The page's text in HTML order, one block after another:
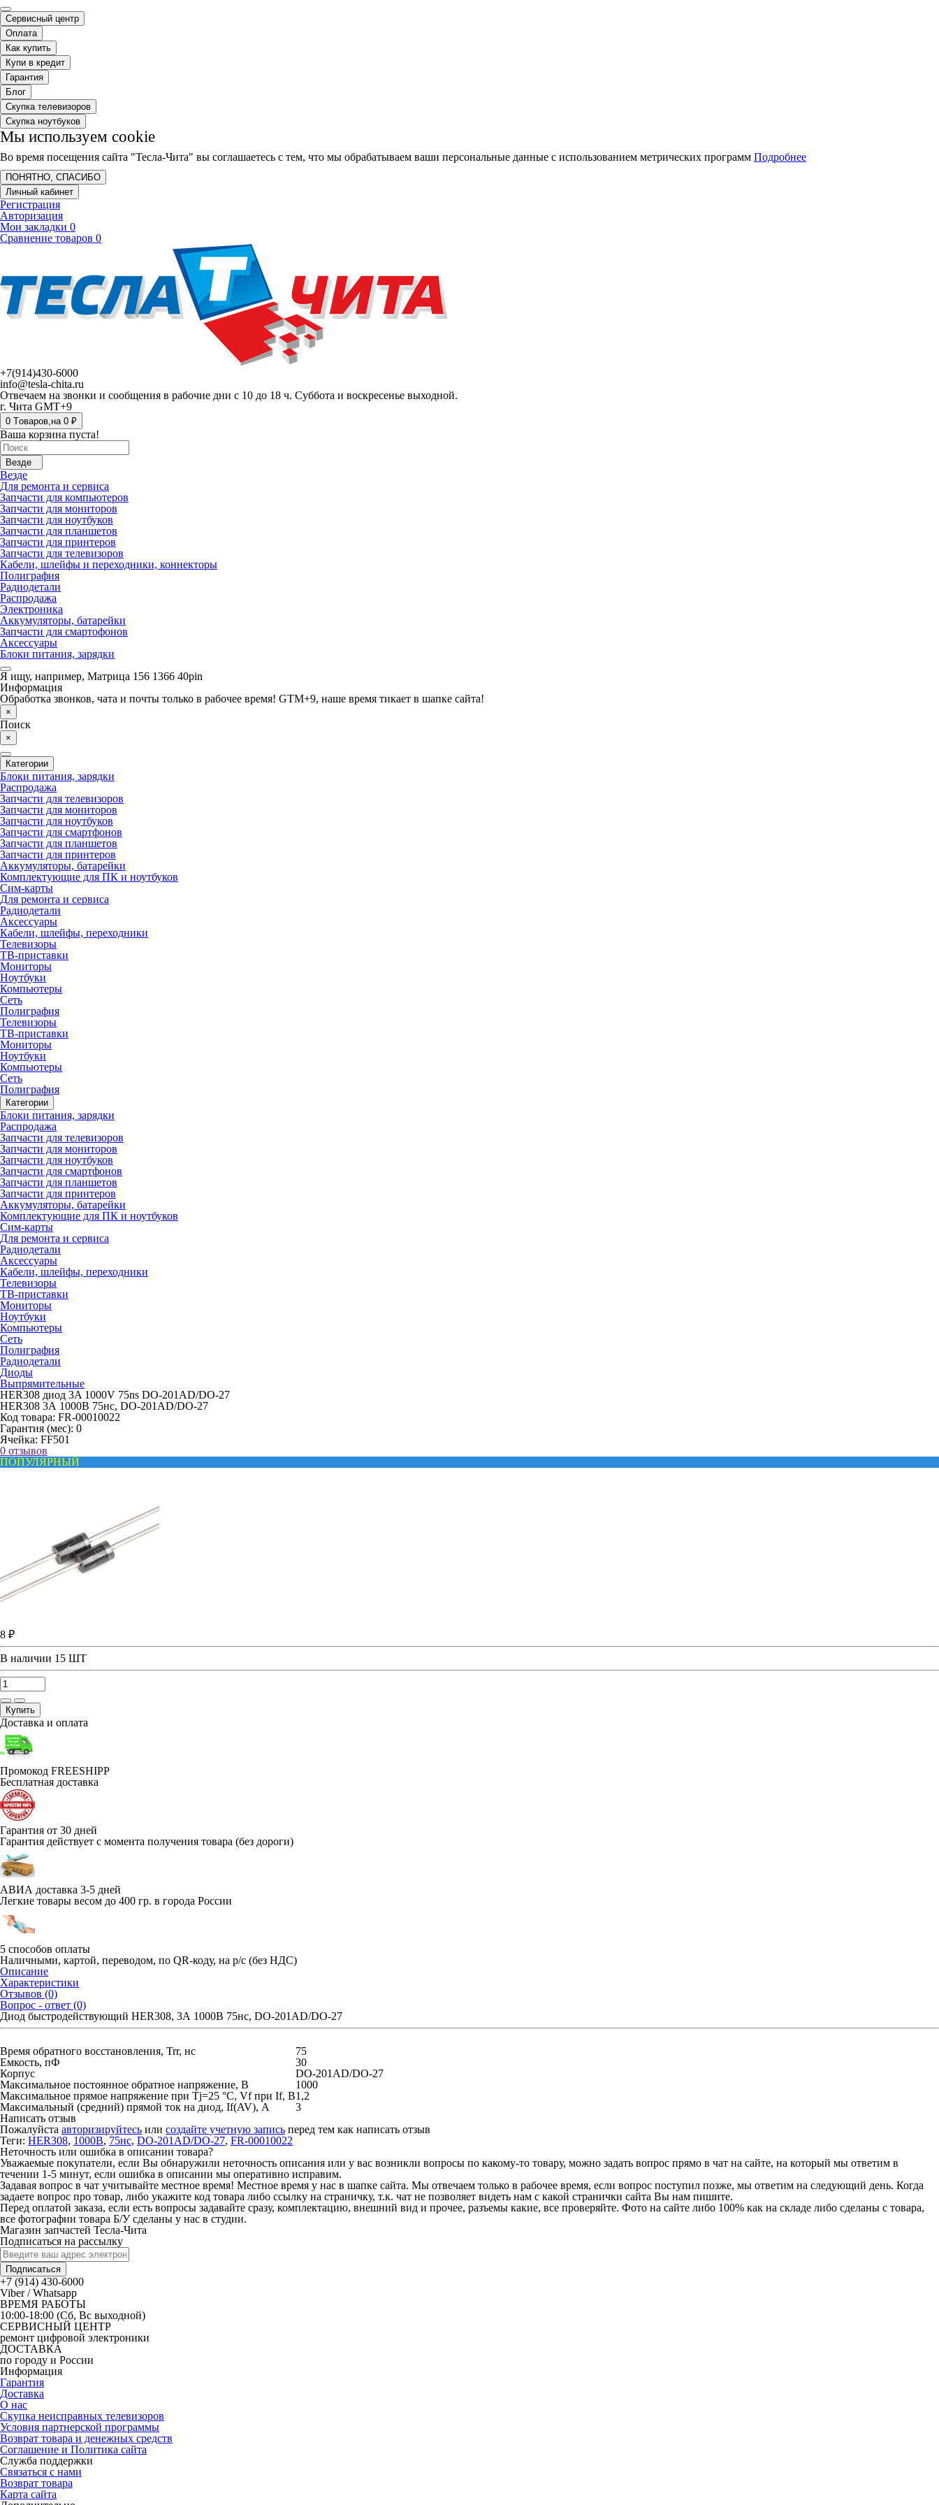
Сервисный центр
Оплата
Как купить
Купи в кредит
Гарантия
Блог
Скупка телевизоров
Скупка ноутбуков
Мы используем cookie
Во время посещения сайта "Тесла-Чита" вы соглашаетесь с тем, что мы обрабатываем ваши персональные данные с использованием метрических программ Подробнее
ПОНЯТНО, СПАСИБО
Личный кабинет
Регистрация
Авторизация
Мои закладки 0
Сравнение товаров 0
+7(914)430-6000
info@tesla-chita.ru
Отвечаем на звонки и сообщения в рабочие дни с 10 до 18 ч. Суббота и воскресенье выходной.
г. Чита GMT+9
0 Tоваров,на 0 ₽
Ваша корзина пуста!
Везде
Везде
Для ремонта и сервиса
Запчасти для компьютеров
Запчасти для мониторов
Запчасти для ноутбуков
Запчасти для планшетов
Запчасти для принтеров
Запчасти для телевизоров
Кабели, шлейфы и переходники, коннекторы
Полиграфия
Радиодетали
Распродажа
Электроника
Аккумуляторы, батарейки
Запчасти для смартофонов
Аксессуары
Блоки питания, зарядки
Я ищу, например, Матрица 156 1366 40pin
Информация
Обработка звонков, чата и почты только в рабочее время! GTM+9, наше время тикает в шапке сайта!
×
Поиск
×
Категории
Блоки питания, зарядки
Распродажа
Запчасти для телевизоров
Запчасти для мониторов
Запчасти для ноутбуков
Запчасти для смартфонов
Запчасти для планшетов
Запчасти для принтеров
Аккумуляторы, батарейки
Комплектующие для ПК и ноутбуков
Сим-карты
Для ремонта и сервиса
Радиодетали
Аксессуары
Кабели, шлейфы, переходники
Телевизоры
ТВ-приставки
Мониторы
Ноутбуки
Компьютеры
Сеть
Полиграфия
Телевизоры
ТВ-приставки
Мониторы
Ноутбуки
Компьютеры
Сеть
Полиграфия
Категории
Блоки питания, зарядки
Распродажа
Запчасти для телевизоров
Запчасти для мониторов
Запчасти для ноутбуков
Запчасти для смартфонов
Запчасти для планшетов
Запчасти для принтеров
Аккумуляторы, батарейки
Комплектующие для ПК и ноутбуков
Сим-карты
Для ремонта и сервиса
Радиодетали
Аксессуары
Кабели, шлейфы, переходники
Телевизоры
ТВ-приставки
Мониторы
Ноутбуки
Компьютеры
Сеть
Полиграфия
Радиодетали
Диоды
Выпрямительные
HER308 диод 3A 1000V 75ns DO-201AD/DO-27
HER308 3А 1000В 75нс, DO-201AD/DO-27
Код товара: FR-00010022
Гарантия (мес): 0
Ячейка: FF501
0 отзывов
ПОПУЛЯРНЫЙ
8 ₽
В наличии 15 ШТ
Купить
Доставка и оплата
Промокод FREESHIPP
Бесплатная доставка
Гарантия от 30 дней
Гарантия действует с момента получения товара (без дороги)
АВИА доставка 3-5 дней
Легкие товары весом до 400 гр. в города России
5 способов оплаты
Наличными, картой, переводом, по QR-коду, на р/с (без НДС)
Описание
Характеристики
Отзывов (0)
Вопрос - ответ (0)
Диод быстродействующий HER308, 3А 1000В 75нс, DO-201AD/DO-27
Время обратного восстановления, Trr, нс
75
Емкость, пФ
30
Корпус
DO-201AD/DO-27
Максимальное постоянное обратное напряжение, В
1000
Максимальное прямое напряжение при Tj=25 °C, Vf при If, В1,2
Максимальный (средний) прямой ток на диод, If(AV), А
3
Написать отзыв
Пожалуйста авторизируйтесь или создайте учетную запись перед тем как написать отзыв
Теги: HER308, 1000В, 75нс, DO-201AD/DO-27, FR-00010022
Неточность или ошибка в описании товара?
Уважаемые покупатели, если Вы обнаружили неточность описания или у вас возникли вопросы по какому-то товару, можно задать вопрос прямо в чат на сайте, на который мы ответим в
течении 1-5 минут, если ошибка в описании мы оперативно исправим.
Задавая вопрос в чат учитывайте местное время! Местное время у нас в шапке сайта. Мы отвечаем только в рабочее время, если вопрос поступил позже, мы ответим на следующий день. Когда
задаете вопрос про товар, либо укажите код товара либо ссылку на страничку, т.к. чат не позволяет видеть нам с какой странички сайта Вы нам пишите.
Перед оплатой заказа, если есть вопросы задавайте сразу, комплектацию, внешний вид и прочее, разъемы какие, все проверяйте. Фото на сайте либо 100% как на складе либо сделаны с товара,
все фотографии товара Б/У сделаны у нас в студии.
Магазин запчастей Тесла-Чита
Подписаться на рассылку
Подписаться
+7 (914) 430-6000
Viber / Whatsapp
ВРЕМЯ РАБОТЫ
10:00-18:00 (Сб, Вс выходной)
СЕРВИСНЫЙ ЦЕНТР
ремонт цифровой электроники
ДОСТАВКА
по городу и России
Информация
Гарантия
Доставка
О нас
Скупка неисправных телевизоров
Условия партнерской программы
Возврат товара и денежных средств
Соглашение и Политика сайта
Служба поддержки
Связаться с нами
Возврат товара
Карта сайта